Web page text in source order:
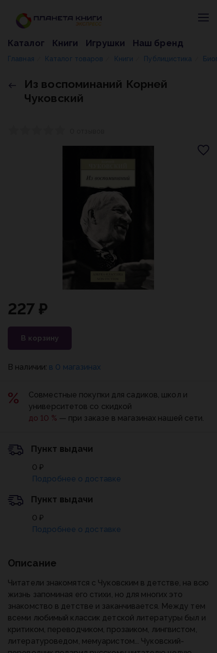
Каталог Книги Игрушки Наш бренд
Главная Каталог товаров Книги Публицистика
Из воспоминаний Корней
Чуковский
Описание
Читатели знакомятся с Чуковским в детстве, на всю
жизнь запоминая его стихи, но для многих это
знакомство в детстве и заканчивается. Между тем
всеми любимый классик детской литературы был и
критиком, переводчиком, прозаиком, лингвистом,
литературоведом, мемуаристом... Чуковский-
227 ₽
В корзину
В наличии: в 0 магазинах
Совместные покупки для садиков, школ и
университетов со скидкой
до 10 % — при заказе в магазинах нашей сети.
Пункт выдачи
0 ₽
Подробнее о доставке
Пункт выдачи
0 ₽
Подробнее о доставке